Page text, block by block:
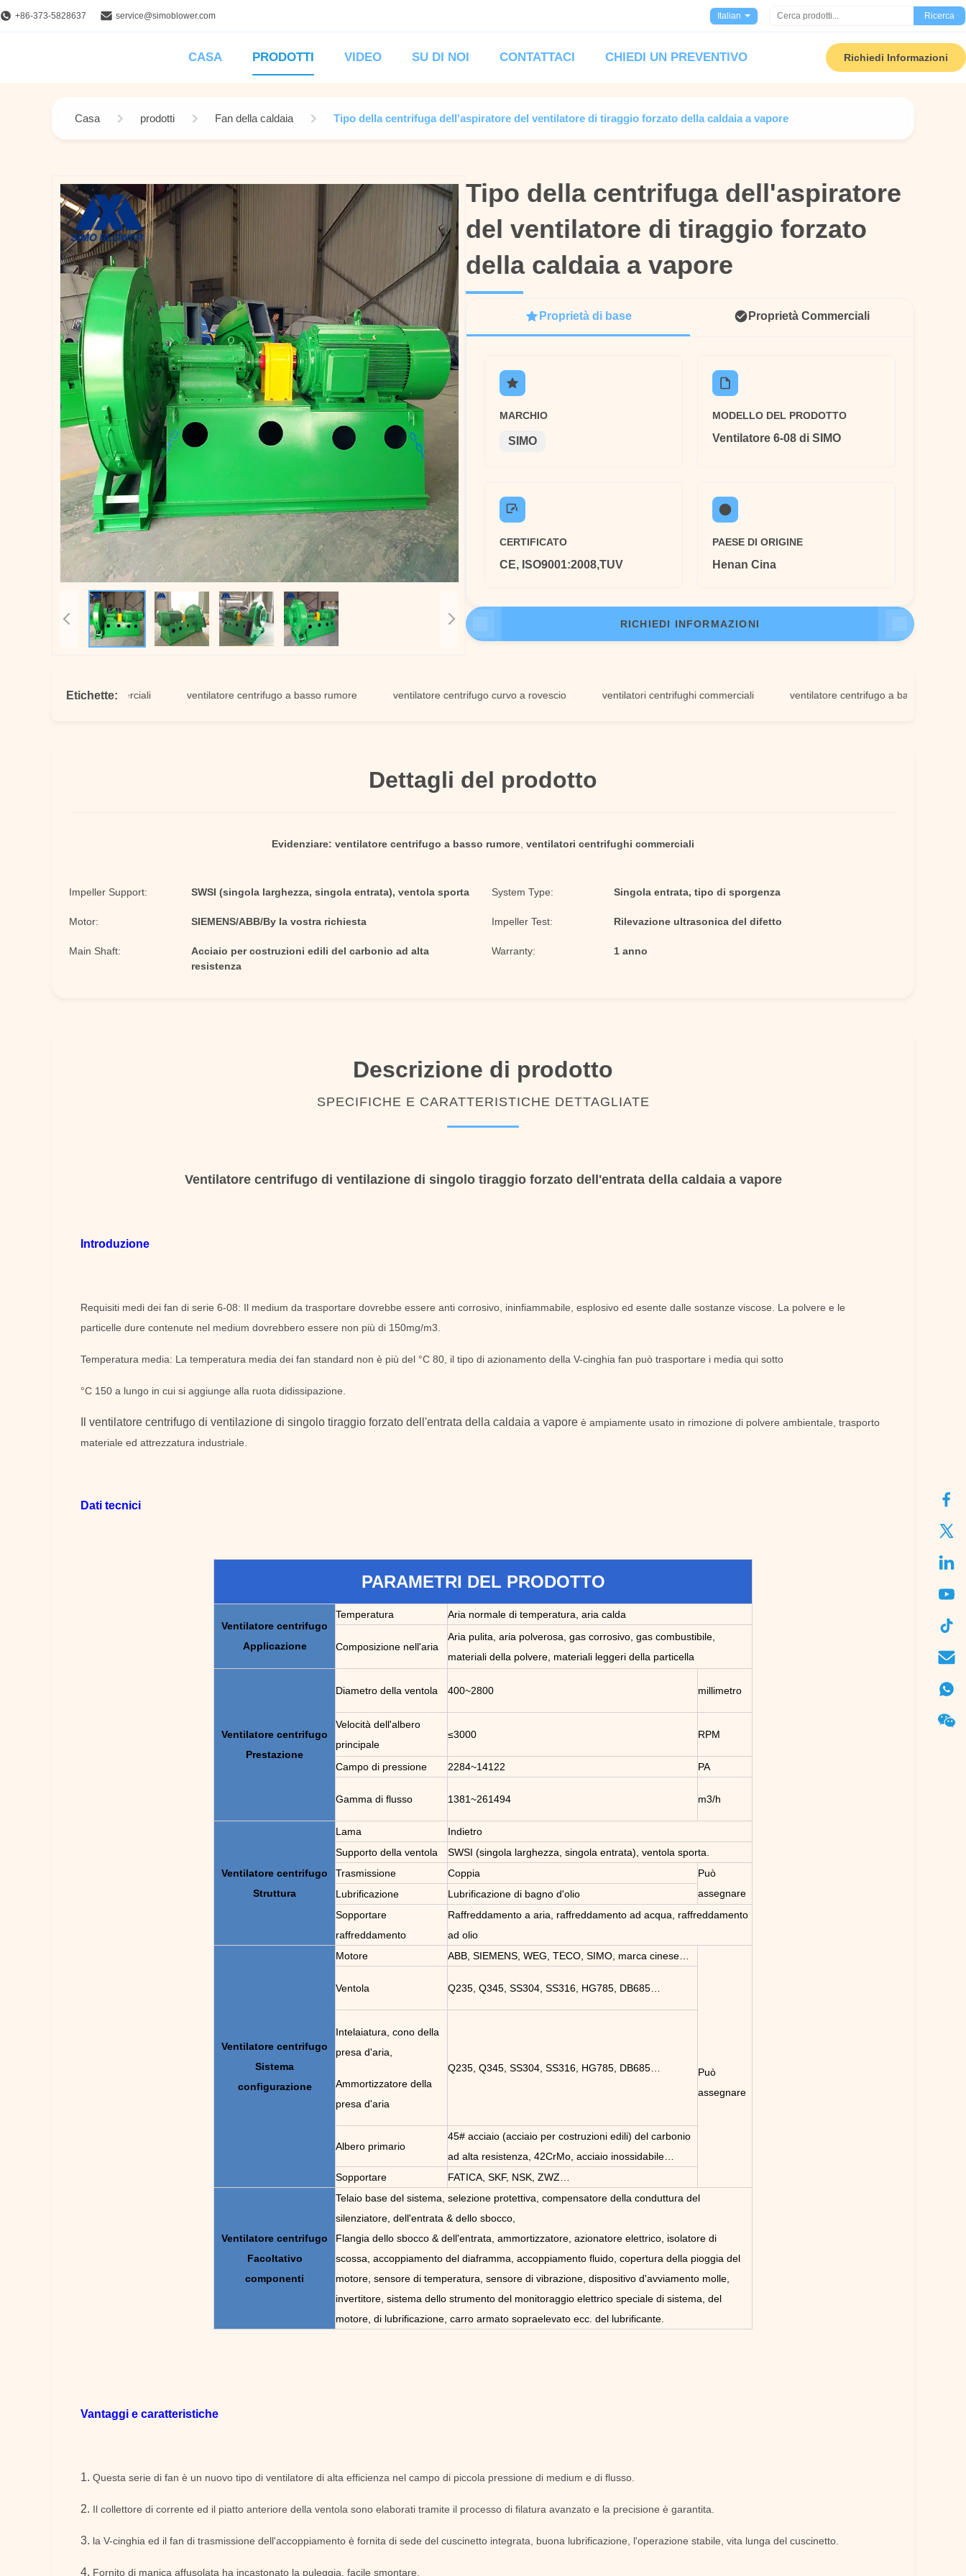
+86-373-5828637 service@simoblower.com Italian Ricerca
CASA PRODOTTI VIDEO SU DI NOI CONTATTACI CHIEDI UN PREVENTIVO Richiedi Informazioni
Casa prodotti Fan della caldaia Tipo della centrifuga dell'aspiratore del ventilatore di tiraggio forzato della caldaia a vapore
Tipo della centrifuga dell'aspiratore
del ventilatore di tiraggio forzato
della caldaia a vapore
Tipo della centrifuga dell'aspiratore
del ventilatore di tiraggio forzato
della caldaia a vapore
Proprietà di base Proprietà Commerciali
MARCHIO
SIMO
MODELLO DEL PRODOTTO
Ventilatore 6-08 di SIMO
CERTIFICATO
CE, ISO9001:2008,TUV
PAESE DI ORIGINE
Henan Cina
RICHIEDI INFORMAZIONI
Etichette:
centrifughi commerciali ventilatore centrifugo a basso rumore ventilatore centrifugo curvo a rovescio ventilatori centrifughi commerciali ventilatore centrifugo a basso rumore
Dettagli del prodotto
Evidenziare: ventilatore centrifugo a basso rumore ventilatori centrifughi commerciali
Impeller Support: SWSI (singola larghezza, singola entrata), ventola sporta System Type: Singola entrata, tipo di sporgenza
Motor: SIEMENS/ABB/By la vostra richiesta Impeller Test: Rilevazione ultrasonica del difetto
Main Shaft:
Acciaio per costruzioni edili del carbonio ad alta
resistenza
Warranty: 1 anno
Descrizione di prodotto
SPECIFICHE E CARATTERISTICHE DETTAGLIATE
Ventilatore centrifugo di ventilazione di singolo tiraggio forzato dell'entrata della caldaia a vapore
Introduzione
Requisiti medi dei fan di serie 6-08: Il medium da trasportare dovrebbe essere anti corrosivo, ininfiammabile, esplosivo ed esente dalle sostanze viscose. La polvere e le
particelle dure contenute nel medium dovrebbero essere non più di 150mg/m3.
Temperatura media: La temperatura media dei fan standard non è più del °C 80, il tipo di azionamento della V-cinghia fan può trasportare i media qui sotto
°C 150 a lungo in cui si aggiunge alla ruota didissipazione.
Il ventilatore centrifugo di ventilazione di singolo tiraggio forzato dell'entrata della caldaia a vapore è ampiamente usato in rimozione di polvere ambientale, trasporto
materiale ed attrezzatura industriale.
Dati tecnici
PARAMETRI DEL PRODOTTO
Ventilatore centrifugo
Applicazione
Temperatura Aria normale di temperatura, aria calda
Composizione nell'aria
Aria pulita, aria polverosa, gas corrosivo, gas combustibile,
materiali della polvere, materiali leggeri della particella
Ventilatore centrifugo
Prestazione
Diametro della ventola 400~2800 millimetro
Velocità dell'albero
principale
≤3000 RPM
Campo di pressione 2284~14122 PA
Gamma di flusso 1381~261494 m3/h
Ventilatore centrifugo
Struttura
Lama
Indietro
Supporto della ventola
SWSI (singola larghezza, singola entrata), ventola sporta.
Trasmissione
Coppia
Può
assegnare
Lubrificazione
Lubrificazione di bagno d'olio
Sopportare
raffreddamento
Raffreddamento a aria, raffreddamento ad acqua, raffreddamento
ad olio
Ventilatore centrifugo
Sistema
configurazione
Motore ABB, SIEMENS, WEG, TECO, SIMO, marca cinese…
Può
assegnare
Ventola Q235, Q345, SS304, SS316, HG785, DB685…
Intelaiatura, cono della
presa d'aria,
Ammortizzatore della
presa d'aria
Q235, Q345, SS304, SS316, HG785, DB685…
Albero primario
45# acciaio (acciaio per costruzioni edili) del carbonio
ad alta resistenza, 42CrMo, acciaio inossidabile…
Sopportare
FATICA, SKF, NSK, ZWZ…
Ventilatore centrifugo
Facoltativo
componenti
Telaio base del sistema, selezione protettiva, compensatore della conduttura del
silenziatore, dell'entrata & dello sbocco,
Flangia dello sbocco & dell'entrata, ammortizzatore, azionatore elettrico, isolatore di
scossa, accoppiamento del diaframma, accoppiamento fluido, copertura della pioggia del
motore, sensore di temperatura, sensore di vibrazione, dispositivo d'avviamento molle,
invertitore, sistema dello strumento del monitoraggio elettrico speciale di sistema, del
motore, di lubrificazione, carro armato sopraelevato ecc. del lubrificante.
Vantaggi e caratteristiche
1. Questa serie di fan è un nuovo tipo di ventilatore di alta efficienza nel campo di piccola pressione di medium e di flusso.
2. Il collettore di corrente ed il piatto anteriore della ventola sono elaborati tramite il processo di filatura avanzato e la precisione è garantita.
3. la V-cinghia ed il fan di trasmissione dell'accoppiamento è fornita di sede del cuscinetto integrata, buona lubrificazione, l'operazione stabile, vita lunga del cuscinetto.
4. Fornito di manica affusolata ha incastonato la puleggia, facile smontare.